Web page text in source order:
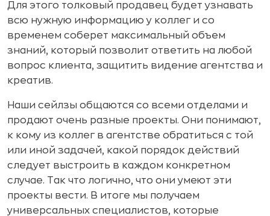
Для этого толковый продавец будет узнавать
всю нужную информацию у коллег и со
временем соберет максимальный объем
знаний, который позволит ответить на любой
вопрос клиента, защитить видение агентства и
креатив.
Наши сейлзы общаются со всеми отделами и
продают очень разные проекты. Они понимают,
к кому из коллег в агентстве обратиться с той
или иной задачей, какой порядок действий
следует выстроить в каждом конкретном
случае. Так что логично, что они умеют эти
проекты вести. В итоге мы получаем
универсальных специалистов, которые